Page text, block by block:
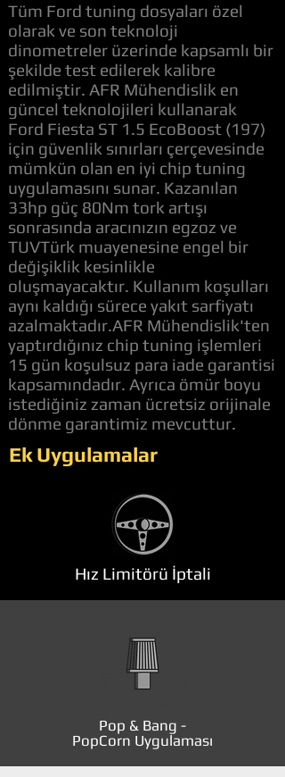
Tüm Ford tuning dosyaları özel
olarak ve son teknoloji
dinometreler üzerinde kapsamlı bir
şekilde test edilerek kalibre
edilmiştir. AFR Mühendislik en
güncel teknolojileri kullanarak
Ford Fiesta ST 1.5 EcoBoost (197)
için güvenlik sınırları çerçevesinde
mümkün olan en iyi chip tuning
uygulamasını sunar. Kazanılan
33hp güç 80Nm tork artışı
sonrasında aracınızın egzoz ve
TUVTürk muayenesine engel bir
değişiklik kesinlikle
oluşmayacaktır. Kullanım koşulları
aynı kaldığı sürece yakıt sarfiyatı
azalmaktadır.AFR Mühendislik'ten
yaptırdığınız chip tuning işlemleri
15 gün koşulsuz para iade garantisi
kapsamındadır. Ayrıca ömür boyu
istediğiniz zaman ücretsiz orijinale
dönme garantimiz mevcuttur.
Ek Uygulamalar
Hız Limitörü İptali
Pop & Bang -
PopCorn Uygulaması